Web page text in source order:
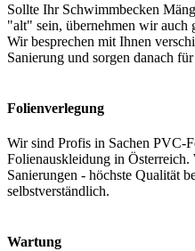
Sollte Ihr Schwimmbecken
"alt" sein, übernehmen wir auch
Wir besprechen mit Ihnen
Sanierung und sorgen danach
Folienverlegung
Wir sind Profis in Sachen PVC-
Folienauskleidung in
Sanierungen - höchste Qualität
selbstverständlich.
Wartung